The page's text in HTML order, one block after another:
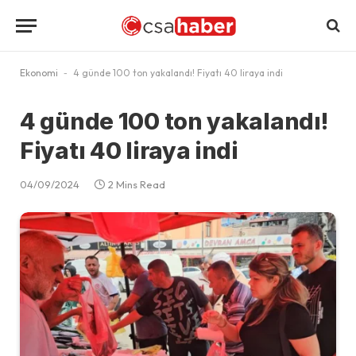
Ekonomi - 4 günde 100 ton yakalandı! Fiyatı 40 liraya indi
4 günde 100 ton yakalandı!
Fiyatı 40 liraya indi
04/09/2024 2 Mins Read